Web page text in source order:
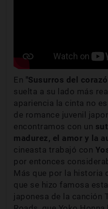
En "Susurros del
suelta a su lado más
apariencia la cinta no
de romance juvenil
encontramos con un
madurez, el amor y la
cineasta trabajó con
por entonces
Más que por la historia
que se hizo famosa
japonesa de la canción